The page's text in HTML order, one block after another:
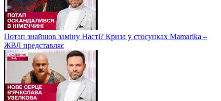
Потап знайшов заміну Насті? Криза у стосунках Mamarika –
ЖВЛ представляє